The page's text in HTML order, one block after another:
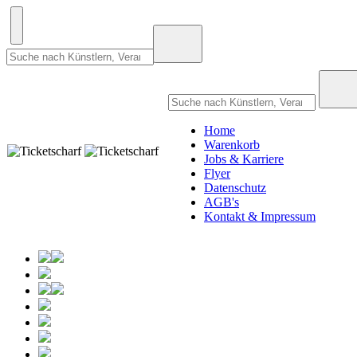
Home
Warenkorb
Jobs & Karriere
Flyer
Datenschutz
AGB's
Kontakt & Impressum